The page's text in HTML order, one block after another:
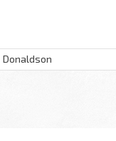
Donaldson